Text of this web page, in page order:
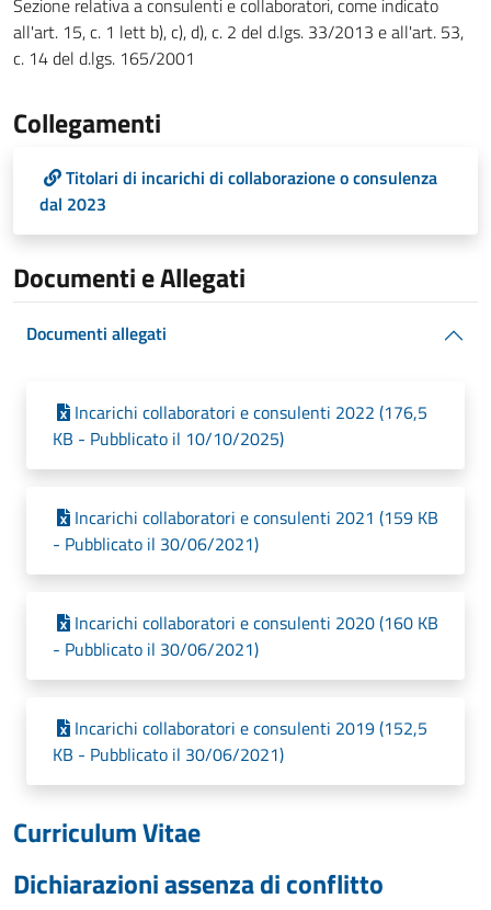
Sezione relativa a consulenti e collaboratori, come indicato
all'art. 15, c. 1 lett b), c), d), c. 2 del d.lgs. 33/2013 e all'art. 53,
c. 14 del d.lgs. 165/2001
Collegamenti
Titolari di incarichi di collaborazione o consulenza
dal 2023
Documenti e Allegati
Documenti allegati
Incarichi collaboratori e consulenti 2022 (176,5
KB - Pubblicato il 10/10/2025)
Incarichi collaboratori e consulenti 2021 (159 KB
- Pubblicato il 30/06/2021)
Incarichi collaboratori e consulenti 2020 (160 KB
- Pubblicato il 30/06/2021)
Incarichi collaboratori e consulenti 2019 (152,5
KB - Pubblicato il 30/06/2021)
Curriculum Vitae
Dichiarazioni assenza di conflitto